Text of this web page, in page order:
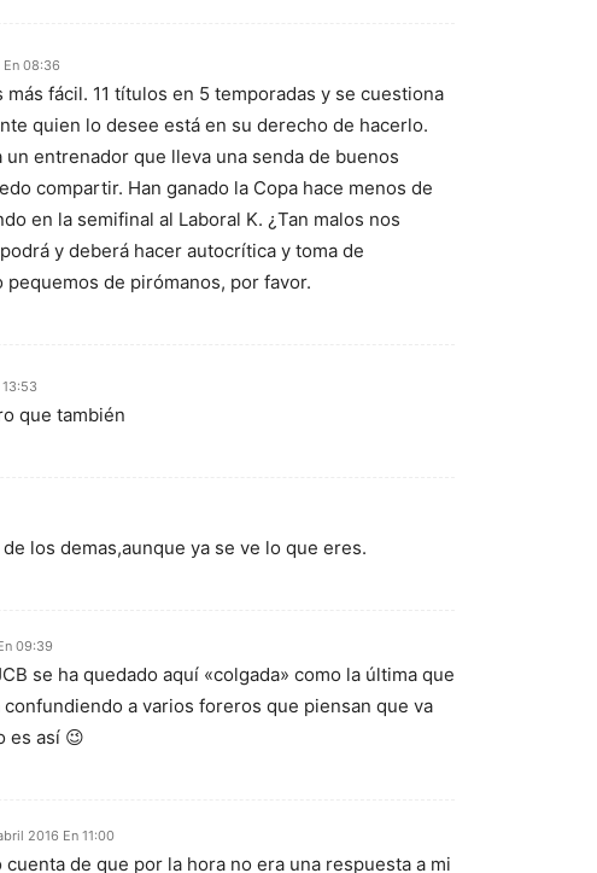
08:36
más fácil. 11 títulos en 5 temporadas y se cuestiona
quien lo desee está en su derecho de hacerlo.
un entrenador que lleva una senda de buenos
compartir. Han ganado la Copa hace menos de
en la semifinal al Laboral K. ¿Tan malos nos
y deberá hacer autocrítica y toma de
de pirómanos, por favor.
que también
los demas,aunque ya se ve lo que eres.
09:39
se ha quedado aquí «colgada» como la última que
a varios foreros que piensan que va
es así 😉
2016 En 11:00
cuenta de que por la hora no era una respuesta a mi